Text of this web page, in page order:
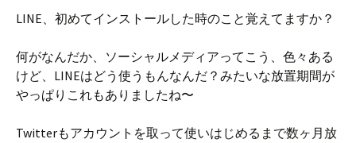
LINE、初めてインストールした時のこと覚えてますか？
何がなんだか、ソーシャルメディアってこう、色々ある
けど、LINEはどう使うもんなんだ？みたいな放置期間が
やっぱりこれもありましたね〜
Twitterもアカウントを取って使いはじめるまで数ヶ月放